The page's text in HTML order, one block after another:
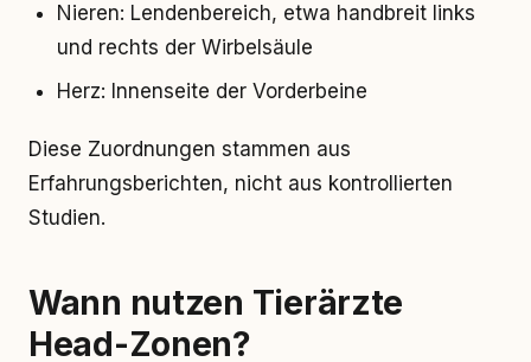
Nieren: Lendenbereich, etwa handbreit links
und rechts der Wirbelsäule
Herz: Innenseite der Vorderbeine
Diese Zuordnungen stammen aus
Erfahrungsberichten, nicht aus kontrollierten
Studien.
Wann nutzen Tierärzte
Head-Zonen?